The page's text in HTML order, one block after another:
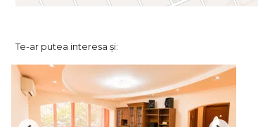
Te-ar putea interesa și: